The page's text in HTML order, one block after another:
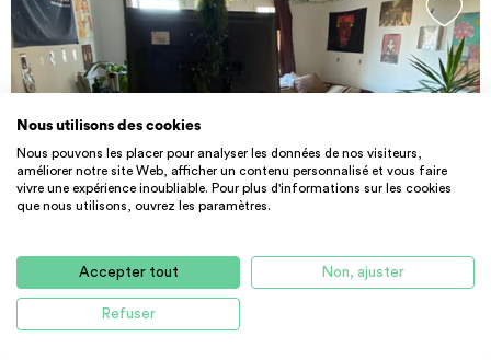
Appartement particulier à Toulon, %type...
55 m² - 700 €
Nous utilisons des cookies
Nous pouvons les placer pour analyser les données de nos visiteurs,
améliorer notre site Web, afficher un contenu personnalisé et vous faire
vivre une expérience inoubliable. Pour plus d'informations sur les cookies
que nous utilisons, ouvrez les paramètres.
Accepter tout Non, ajuster
Refuser